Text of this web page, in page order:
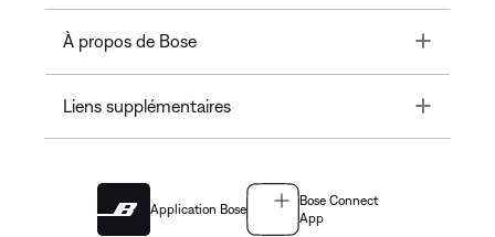
À propos de Bose Toggle
Liens supplémentaires Toggle
Application Bose
Bose Connect
App